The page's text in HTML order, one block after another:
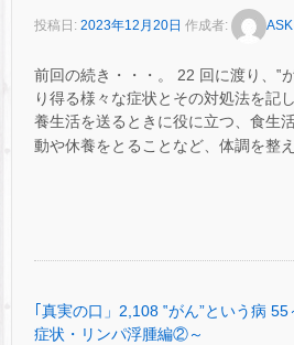
投稿日: 2023年12月20日 作成者:
前回の続き・・・。 22 回に渡り、‟
り得る様々な症状とその対処法を記
養生活を送るときに役に立つ、食生
動や休養をとることなど、体調を整
｢真実の口」2,108 ‟がん”という病
症状・リンパ浮腫編②～